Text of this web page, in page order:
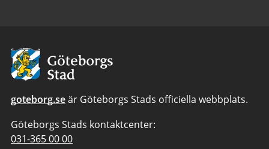
Avsändare:
Göteborgs
Stad
goteborg.seär Göteborgs Stads officiella webbplats.
Göteborgs Stads kontaktcenter:
Telefonnummer
031-365 00 00